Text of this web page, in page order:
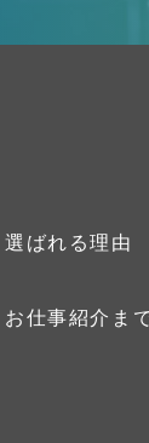
選ばれる理由
お仕事紹介 ま